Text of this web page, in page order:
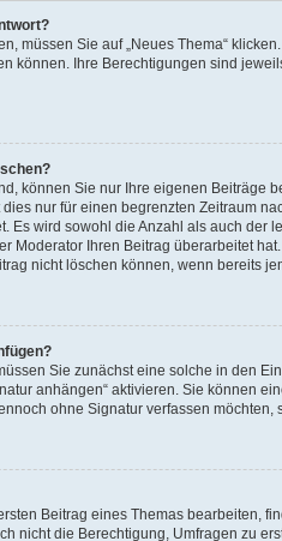
müssen Sie auf „Neues Thema“
können. Ihre Berechtigungen sind
können Sie nur Ihre eigenen Beiträge
nur für einen begrenzten Zeitraum
Es wird sowohl die Anzahl als auch
Moderator Ihren Beitrag überarbeitet
nicht löschen können, wenn bereits
Sie zunächst eine solche in den
anhängen“ aktivieren. Sie können
ohne Signatur verfassen
Beitrag eines Themas bearbeiten,
nicht die Berechtigung, Umfragen zu